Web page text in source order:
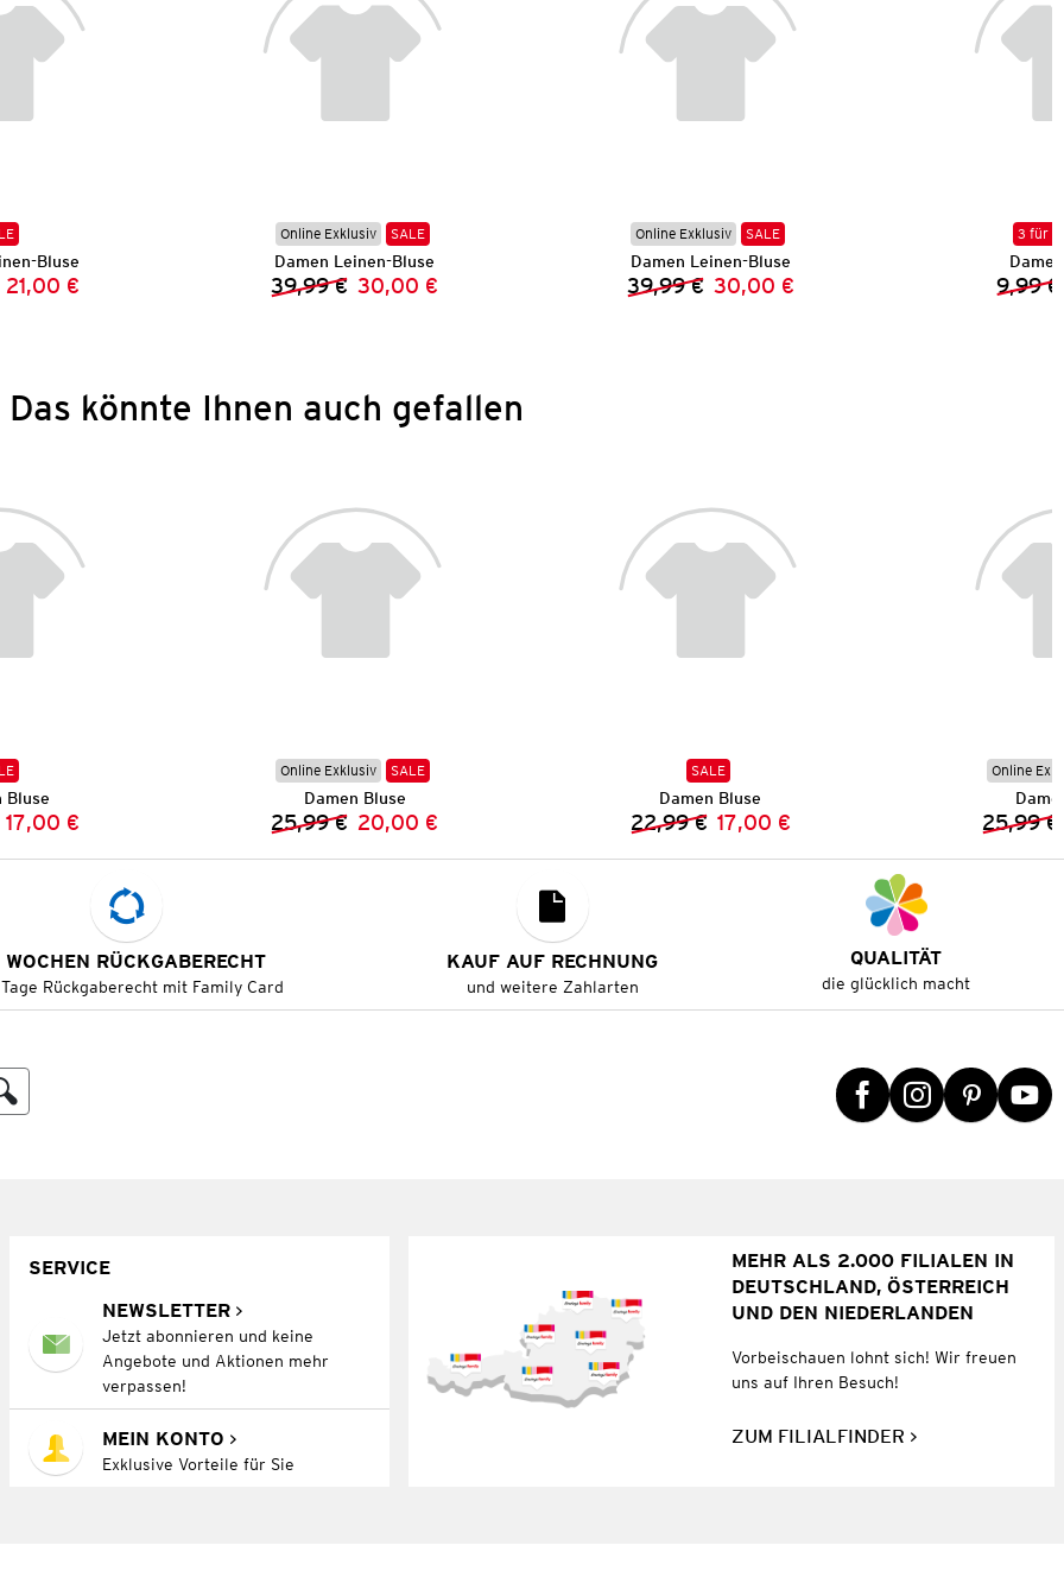
Bluse
Preis:
Preis:
21,00 €
Online Exklusiv SALE
Damen Leinen-Bluse
Vorheriger Preis:
39,99 € Neuer Preis:
30,00 €
Online Exklusiv SALE
Damen Leinen-Bluse
Vorheriger Preis:
39,99 € Neuer Preis:
30,00 €
3 für 2
9,99 €
Das könnte Ihnen auch gefallen
Bluse
Preis:
Preis:
17,00 €
Online Exklusiv SALE
Damen Bluse
Vorheriger Preis:
25,99 € Neuer Preis:
20,00 €
SALE
Damen Bluse
Vorheriger Preis:
22,99 € Neuer Preis:
17,00 €
Online
25,99 €
RÜCKGABERECHT
Rückgaberecht mit Family Card
KAUF AUF RECHNUNG
und weitere Zahlarten
QUALITÄT
die glücklich macht
SERVICE
NEWSLETTER
Jetzt abonnieren und keine
Angebote und Aktionen mehr
verpassen!
MEIN KONTO
Exklusive Vorteile für Sie
MEHR ALS 2.000 FILIALEN IN
DEUTSCHLAND, ÖSTERREICH
UND DEN NIEDERLANDEN
Vorbeischauen lohnt sich! Wir freuen
uns auf Ihren Besuch!
ZUM FILIALFINDER